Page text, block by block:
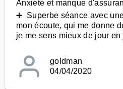
Anxiété et manque
➕ Superbe séance avec
mon écoute, qui me donne
je me sens mieux de jour en
goldman
04/04/2020